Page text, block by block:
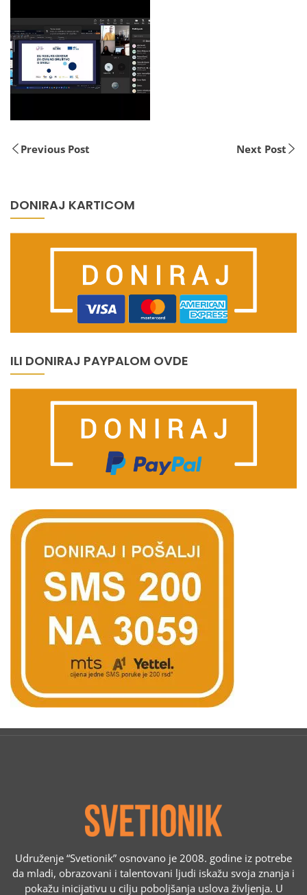
Previous Post Next Post
DONIRAJ KARTICOM
ILI DONIRAJ PAYPALOM OVDE
Udruženje “Svetionik” osnovano je 2008. godine iz potrebe
da mladi, obrazovani i talentovani ljudi iskažu svoja znanja i
pokažu inicijativu u cilju poboljšanja uslova življenja. U